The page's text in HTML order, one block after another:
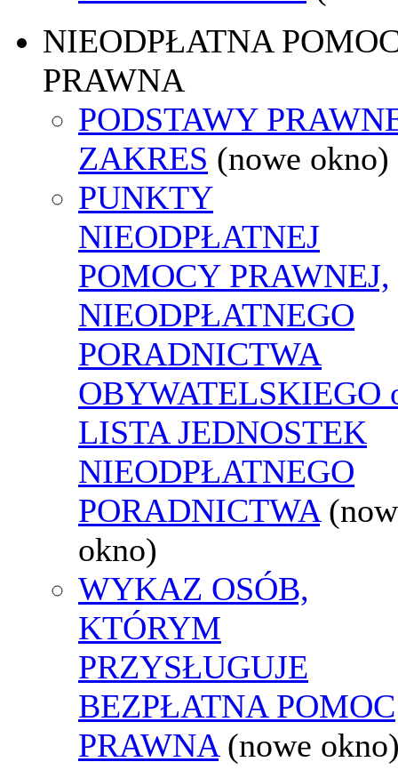
NIEODPŁATNA
PRAWNA
PODSTAWY
ZAKRES (nowe okno)
PUNKTY
NIEODPŁATNEJ
POMOCY PRAWNEJ,
NIEODPŁATNEGO
PORADNICTWA
OBYWATELSKIEGO
LISTA JEDNOSTEK
NIEODPŁATNEGO
PORADNICTWA
okno)
WYKAZ OSÓB,
KTÓRYM
PRZYSŁUGUJE
BEZPŁATNA POMOC
PRAWNA (nowe